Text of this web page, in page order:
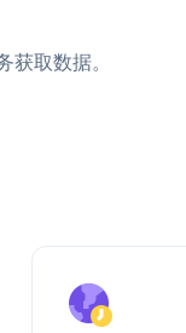
取数据。